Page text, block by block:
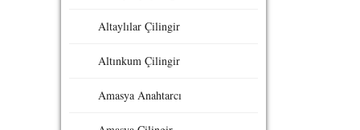
Altaylılar Çilingir
Altınkum Çilingir
Amasya Anahtarcı